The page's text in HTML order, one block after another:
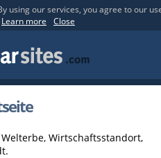
using our services, you agree to our
Learn more Close
Wirtschaftsstandort,